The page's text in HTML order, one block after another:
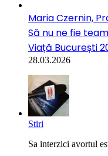
Maria Czernin,
Să nu ne fie
Viață București
28.03.2026
Stiri
Sa interzici avortul